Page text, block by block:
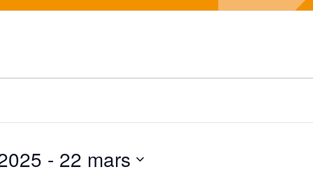
- 22 mars